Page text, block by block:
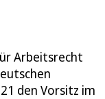
Arbeitsrecht
den Vorsitz im